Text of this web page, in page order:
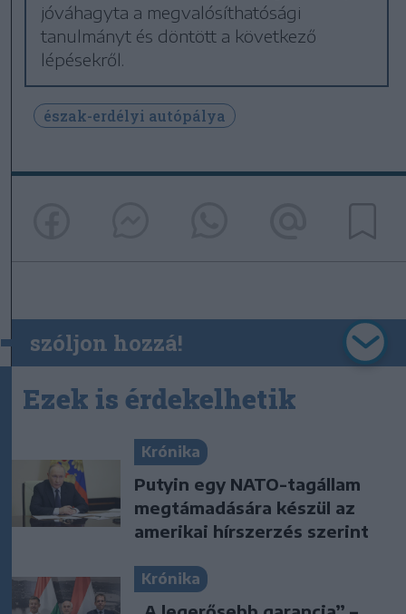
jóváhagyta a megvalósíthatósági
tanulmányt és döntött a következő
lépésekről.
észak-erdélyi autópálya
szóljon hozzá!
Ezek is érdekelhetik
Krónika
Putyin egy NATO-tagállam
megtámadására készül az
amerikai hírszerzés szerint
Krónika